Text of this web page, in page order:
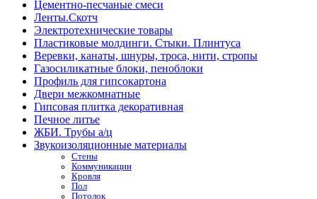
Цементно-песчаные смеси
Ленты.Скотч
Электротехнические товары
Пластиковые молдинги. Стыки. Плинтуса
Веревки, канаты, шнуры, троса, нити, стропы
Газосиликатные блоки, пеноблоки
Профиль для гипсокартона
Двери межкомнатные
Гипсовая плитка декоративная
Печное литье
ЖБИ. Трубы а/ц
Звукоизоляционные материалы
Стены
Коммуникации
Кровля
Пол
Потолок